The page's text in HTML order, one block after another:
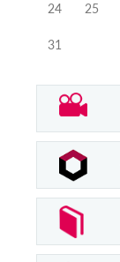
24 25
31